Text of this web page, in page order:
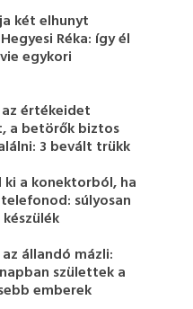
két elhunyt
Réka: így él
egykori
értékeidet
a betörők biztos
3 bevált trükk
ki a konektorból, ha
súlyosan
állandó mázli:
születtek a
emberek